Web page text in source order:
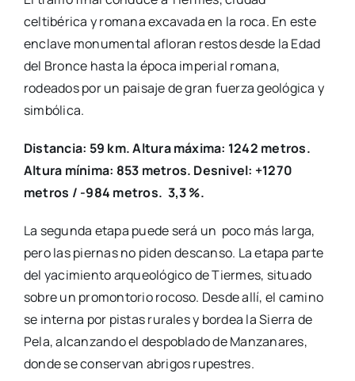
celtibérica y romana excavada en la roca. En este
enclave monumental afloran restos desde la Edad
del Bronce hasta la época imperial romana,
rodeados por un paisaje de gran fuerza geológica y
simbólica.
Distancia: 59 km. Altura máxima: 1242 metros.
Altura mínima: 853 metros. Desnivel: +1270
metros / -984 metros. 3,3 %.
La segunda etapa puede será un poco más larga,
pero las piernas no piden descanso. La etapa parte
del yacimiento arqueológico de Tiermes, situado
sobre un promontorio rocoso. Desde allí, el camino
se interna por pistas rurales y bordea la Sierra de
Pela, alcanzando el despoblado de Manzanares,
donde se conservan abrigos rupestres.